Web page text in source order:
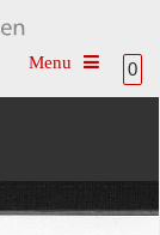
0
Toggle